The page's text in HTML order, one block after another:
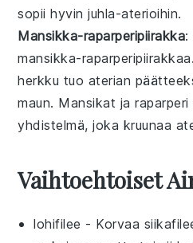
sopii hyvin juhla-aterioihin.
Mansikka-raparperipiirakka:
mansikka-raparperipiirakkaa
herkku tuo aterian
maun. Mansikat jaraparperi
yhdistelmä, joka kruunaa
Vaihtoehtoiset
lohifilee - Korvaa